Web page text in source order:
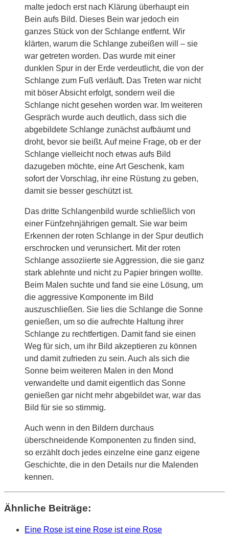
malte jedoch erst nach Klärung überhaupt ein
Bein aufs Bild. Dieses Bein war jedoch ein
ganzes Stück von der Schlange entfernt. Wir
klärten, warum die Schlange zubeißen will – sie
war getreten worden. Das wurde mit einer
dunklen Spur in der Erde verdeutlicht, die von der
Schlange zum Fuß verläuft. Das Treten war nicht
mit böser Absicht erfolgt, sondern weil die
Schlange nicht gesehen worden war. Im weiteren
Gespräch wurde auch deutlich, dass sich die
abgebildete Schlange zunächst aufbäumt und
droht, bevor sie beißt. Auf meine Frage, ob er der
Schlange vielleicht noch etwas aufs Bild
dazugeben möchte, eine Art Geschenk, kam
sofort der Vorschlag, ihr eine Rüstung zu geben,
damit sie besser geschützt ist.
Das dritte Schlangenbild wurde schließlich von
einer Fünfzehnjährigen gemalt. Sie war beim
Erkennen der roten Schlange in der Spur deutlich
erschrocken und verunsichert. Mit der roten
Schlange assoziierte sie Aggression, die sie ganz
stark ablehnte und nicht zu Papier bringen wollte.
Beim Malen suchte und fand sie eine Lösung, um
die aggressive Komponente im Bild
auszuschließen. Sie lies die Schlange die Sonne
genießen, um so die aufrechte Haltung ihrer
Schlange zu rechtfertigen. Damit fand sie einen
Weg für sich, um ihr Bild akzeptieren zu können
und damit zufrieden zu sein. Auch als sich die
Sonne beim weiteren Malen in den Mond
verwandelte und damit eigentlich das Sonne
genießen gar nicht mehr abgebildet war, war das
Bild für sie so stimmig.
Auch wenn in den Bildern durchaus
überschneidende Komponenten zu finden sind,
so erzählt doch jedes einzelne eine ganz eigene
Geschichte, die in den Details nur die Malenden
kennen.
Ähnliche Beiträge:
Eine Rose ist eine Rose ist eine Rose